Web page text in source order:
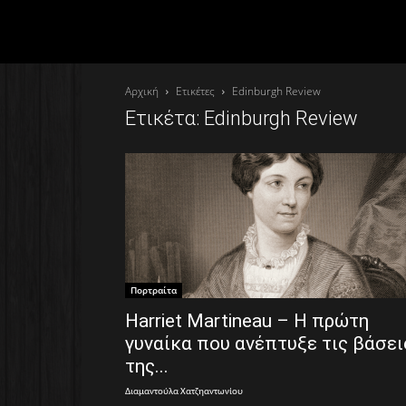
Αρχική Ετικέτες Edinburgh Review
Ετικέτα: Edinburgh Review
Πορτραίτα
Harriet Martineau – Η πρώτη
γυναίκα που ανέπτυξε τις
της...
Διαμαντούλα Χατζηαντωνίου